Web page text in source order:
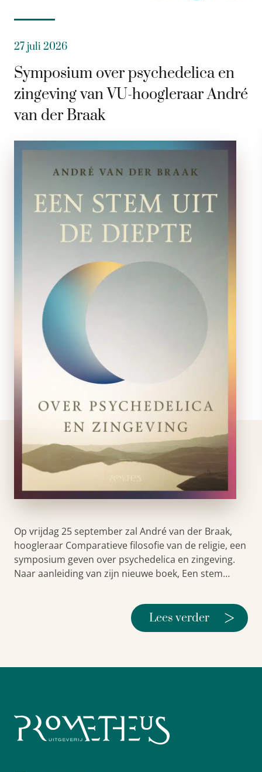
27 juli 2026
Symposium over psychedelica en
zingeving van VU-hoogleraar André
van der Braak
Op vrijdag 25 september zal André van der Braak,
hoogleraar Comparatieve filosofie van de religie, een
symposium geven over psychedelica en zingeving.
Naar aanleiding van zijn nieuwe boek, Een stem…
Lees verder >